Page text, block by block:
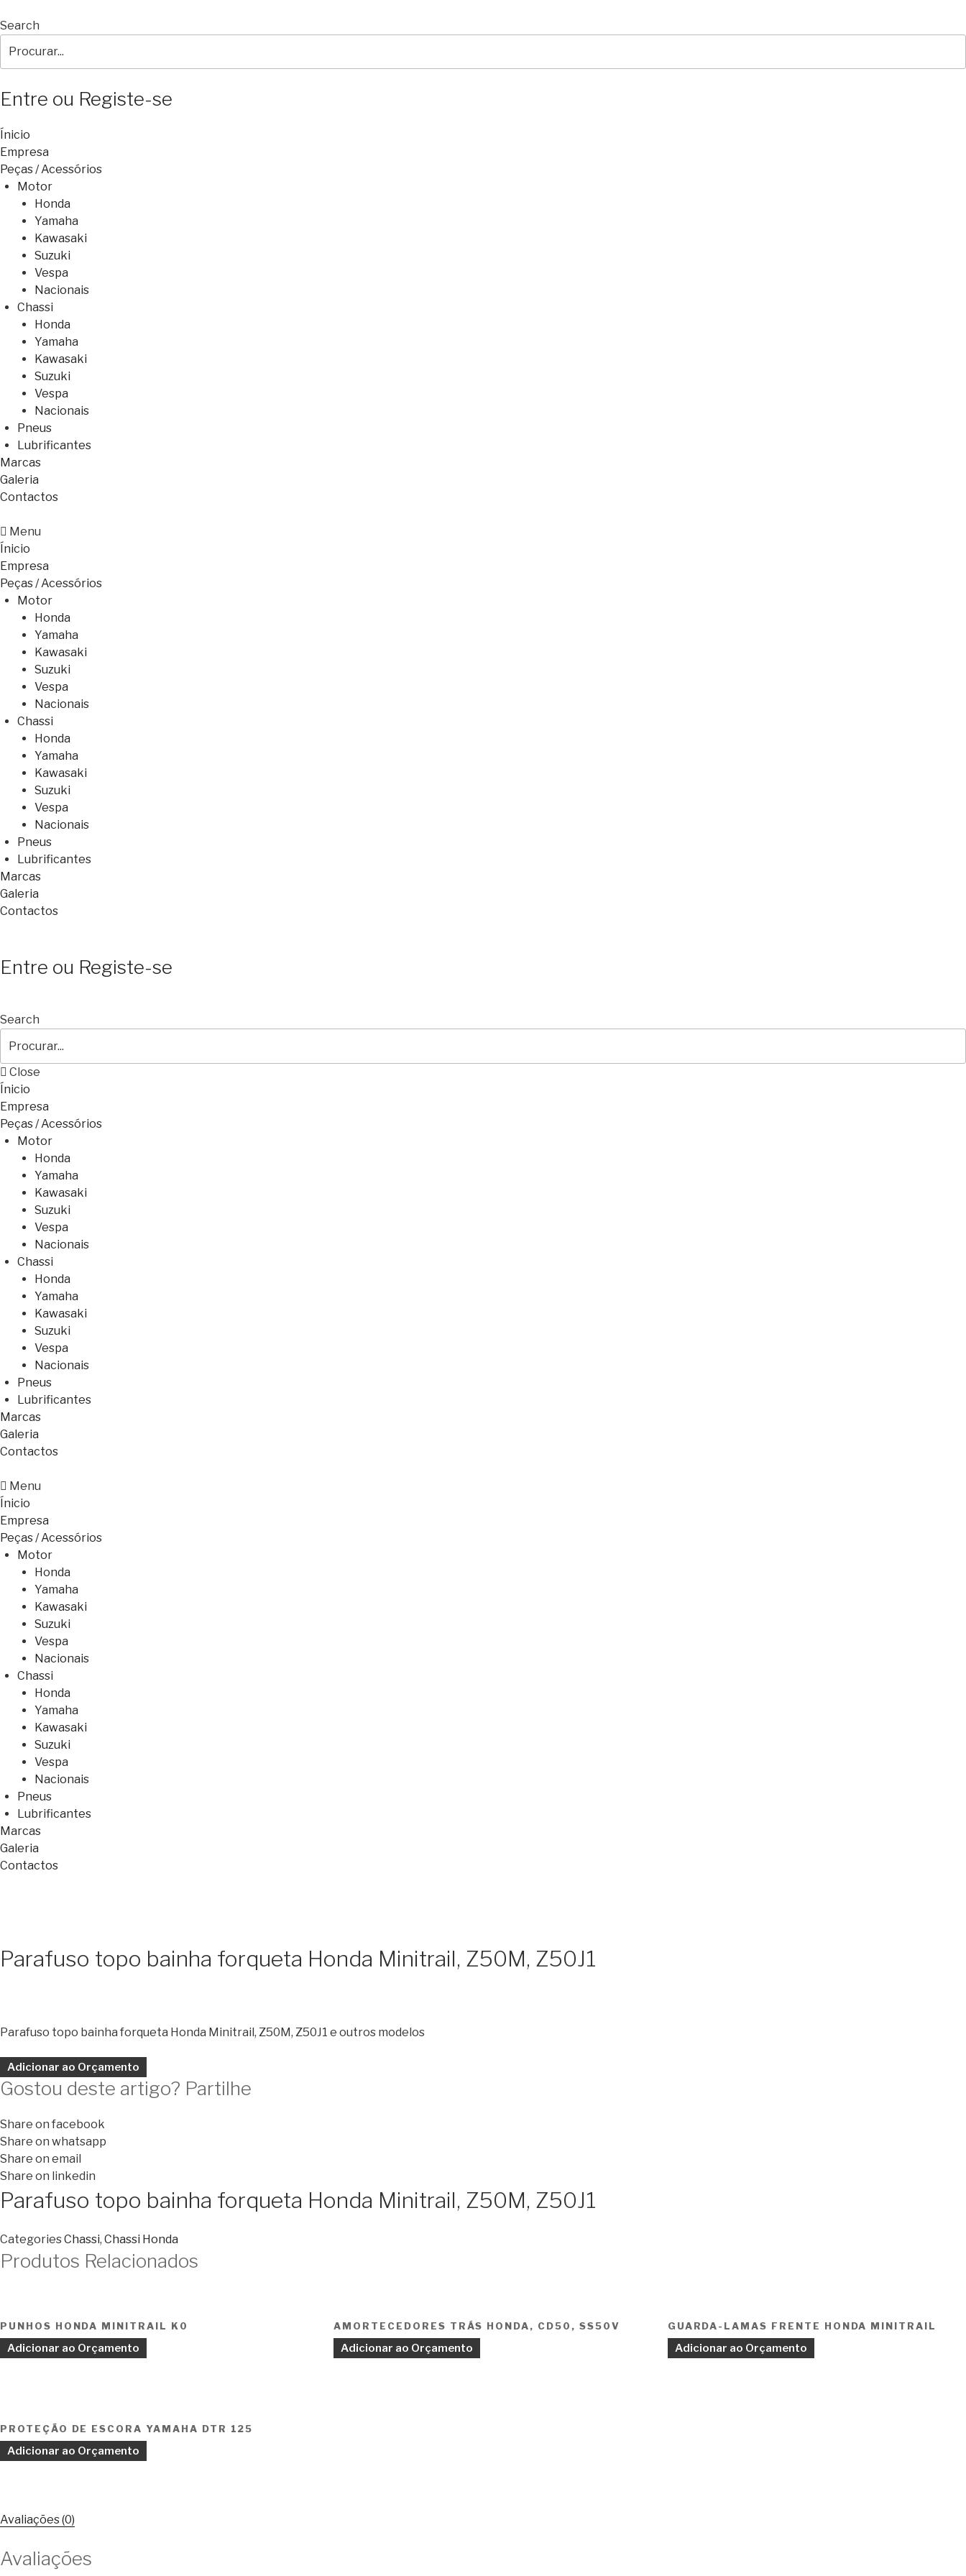
Search
Entre ou Registe-se
Ínicio
Empresa
Peças / Acessórios
Motor
Honda
Yamaha
Kawasaki
Suzuki
Vespa
Nacionais
Chassi
Honda
Yamaha
Kawasaki
Suzuki
Vespa
Nacionais
Pneus
Lubrificantes
Marcas
Galeria
Contactos
Menu
Ínicio
Empresa
Peças / Acessórios
Motor
Honda
Yamaha
Kawasaki
Suzuki
Vespa
Nacionais
Chassi
Honda
Yamaha
Kawasaki
Suzuki
Vespa
Nacionais
Pneus
Lubrificantes
Marcas
Galeria
Contactos
Entre ou Registe-se
Search
Close
Ínicio
Empresa
Peças / Acessórios
Motor
Honda
Yamaha
Kawasaki
Suzuki
Vespa
Nacionais
Chassi
Honda
Yamaha
Kawasaki
Suzuki
Vespa
Nacionais
Pneus
Lubrificantes
Marcas
Galeria
Contactos
Menu
Ínicio
Empresa
Peças / Acessórios
Motor
Honda
Yamaha
Kawasaki
Suzuki
Vespa
Nacionais
Chassi
Honda
Yamaha
Kawasaki
Suzuki
Vespa
Nacionais
Pneus
Lubrificantes
Marcas
Galeria
Contactos
Parafuso topo bainha forqueta Honda Minitrail, Z50M, Z50J1
Parafuso topo bainha forqueta Honda Minitrail, Z50M, Z50J1 e outros modelos
Adicionar ao Orçamento
Gostou deste artigo? Partilhe
Share on facebook
Share on whatsapp
Share on email
Share on linkedin
Parafuso topo bainha forqueta Honda Minitrail, Z50M, Z50J1
CategoriesChassi, Chassi Honda
Produtos Relacionados
PUNHOS HONDA MINITRAIL K0
Adicionar ao Orçamento
AMORTECEDORES TRÁS HONDA, CD50, SS50V
Adicionar ao Orçamento
GUARDA-LAMAS FRENTE HONDA MINITRAIL
Adicionar ao Orçamento
PROTEÇÃO DE ESCORA YAMAHA DTR 125
Adicionar ao Orçamento
Avaliações (0)
Avaliações